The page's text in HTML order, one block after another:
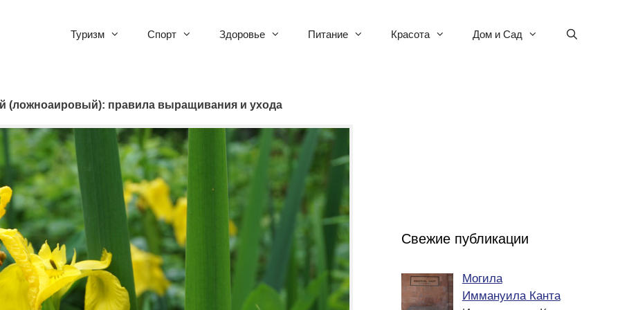
Туризм Спорт Здоровье Питание Красота Дом и Сад
(ложноаировый): правила выращивания и ухода
Свежие публикации
Могила
Иммануила Канта